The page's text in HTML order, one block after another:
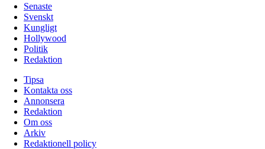
Senaste
Svenskt
Kungligt
Hollywood
Politik
Redaktion
Tipsa
Kontakta oss
Annonsera
Redaktion
Om oss
Arkiv
Redaktionell policy